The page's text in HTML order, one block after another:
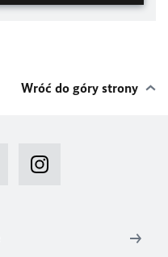
Wróć do góry strony